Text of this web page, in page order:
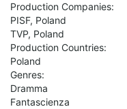
Production Companies:
PISF, Poland
TVP, Poland
Production Countries:
Poland
Genres:
Dramma
Fantascienza